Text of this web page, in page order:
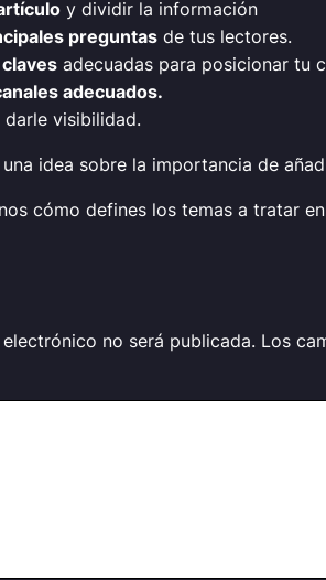
y dividir la información
preguntas de tus lectores.
adecuadas para posicionar tu
adecuados.
darle visibilidad.
idea sobre la importancia de
cómo defines los temas a tratar
no será publicada. Los